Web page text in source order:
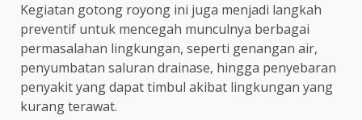
Kegiatan gotong royong ini juga menjadi langkah
preventif untuk mencegah munculnya berbagai
permasalahan lingkungan, seperti genangan air,
penyumbatan saluran drainase, hingga penyebaran
penyakit yang dapat timbul akibat lingkungan yang
kurang terawat.